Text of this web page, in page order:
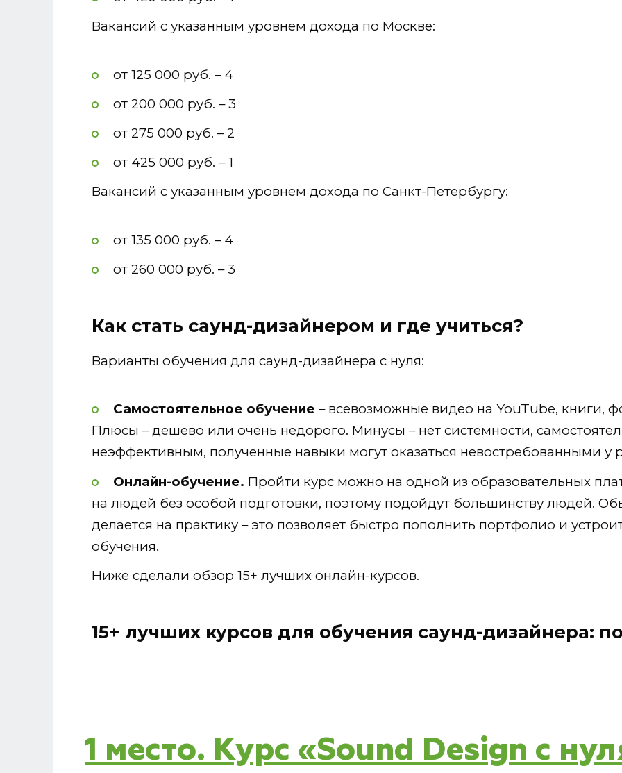
Вакансий с указанным уровнем дохода по Москве:
от 125 000 руб. – 4
от 200 000 руб. – 3
от 275 000 руб. – 2
от 425 000 руб. – 1
Вакансий с указанным уровнем дохода по Санкт-Петербургу:
от 135 000 руб. – 4
от 260 000 руб. – 3
Как стать саунд-дизайнером и где учиться?
Варианты обучения для саунд-дизайнера с нуля:
Самостоятельное обучение – всевозможные видео на YouTube, книги,
Плюсы – дешево или очень недорого. Минусы – нет системности,
неэффективным, полученные навыки могут оказаться невостребованными у
Онлайн-обучение. Пройти курс можно на одной из образовательных
на людей без особой подготовки, поэтому подойдут большинству людей.
делается на практику – это позволяет быстро пополнить портфолио и
обучения.
Ниже сделали обзор 15+ лучших онлайн-курсов.
15+ лучших курсов для обучения саунд-дизайнера:
1 место. Курс «Sound Design с